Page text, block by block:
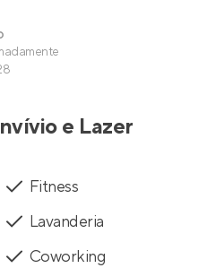
e Lazer
Fitness
Lavanderia
Coworking